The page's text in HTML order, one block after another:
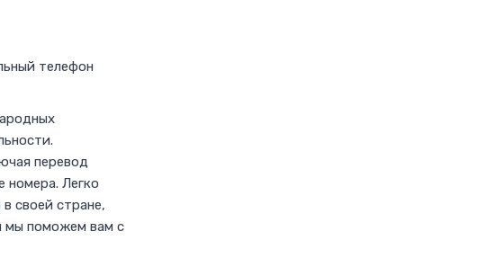
телефон
перевод
номера. Легко
своей стране,
мы поможем вам с